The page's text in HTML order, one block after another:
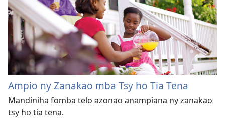
Ampio ny Zanakao mba Tsy ho Tia Tena
Mandiniha fomba telo azonao anampiana ny zanakao
tsy ho tia tena.